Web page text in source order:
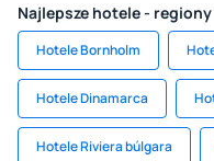
Najlepsze hotele - regiony
Hotele Bornholm
Hotele Dinamarca
Hotele Riviera búlgara